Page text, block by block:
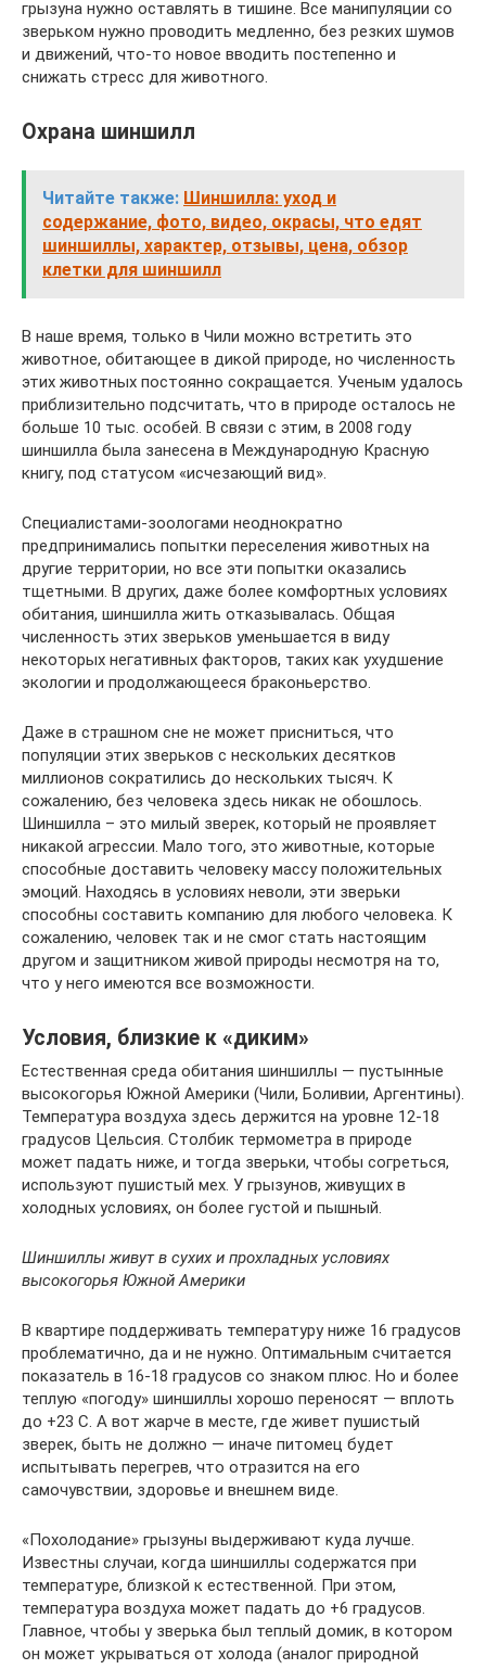
грызуна нужно оставлять в тишине. Все манипуляции со
зверьком нужно проводить медленно, без резких шумов
и движений, что-то новое вводить постепенно и
снижать стресс для животного.
Охрана шиншилл
Читайте также: Шиншилла: уход и
содержание, фото, видео, окрасы, что едят
шиншиллы, характер, отзывы, цена, обзор
клетки для шиншилл
В наше время, только в Чили можно встретить это
животное, обитающее в дикой природе, но численность
этих животных постоянно сокращается. Ученым удалось
приблизительно подсчитать, что в природе осталось не
больше 10 тыс. особей. В связи с этим, в 2008 году
шиншилла была занесена в Международную Красную
книгу, под статусом «исчезающий вид».
Специалистами-зоологами неоднократно
предпринимались попытки переселения животных на
другие территории, но все эти попытки оказались
тщетными. В других, даже более комфортных условиях
обитания, шиншилла жить отказывалась. Общая
численность этих зверьков уменьшается в виду
некоторых негативных факторов, таких как ухудшение
экологии и продолжающееся браконьерство.
Даже в страшном сне не может присниться, что
популяции этих зверьков с нескольких десятков
миллионов сократились до нескольких тысяч. К
сожалению, без человека здесь никак не обошлось.
Шиншилла – это милый зверек, который не проявляет
никакой агрессии. Мало того, это животные, которые
способные доставить человеку массу положительных
эмоций. Находясь в условиях неволи, эти зверьки
способны составить компанию для любого человека. К
сожалению, человек так и не смог стать настоящим
другом и защитником живой природы несмотря на то,
что у него имеются все возможности.
Условия, близкие к «диким»
Естественная среда обитания шиншиллы — пустынные
высокогорья Южной Америки (Чили, Боливии, Аргентины).
Температура воздуха здесь держится на уровне 12-18
градусов Цельсия. Столбик термометра в природе
может падать ниже, и тогда зверьки, чтобы согреться,
используют пушистый мех. У грызунов, живущих в
холодных условиях, он более густой и пышный.
Шиншиллы живут в сухих и прохладных условиях
высокогорья Южной Америки
В квартире поддерживать температуру ниже 16 градусов
проблематично, да и не нужно. Оптимальным считается
показатель в 16-18 градусов со знаком плюс. Но и более
теплую «погоду» шиншиллы хорошо переносят — вплоть
до +23 С. А вот жарче в месте, где живет пушистый
зверек, быть не должно — иначе питомец будет
испытывать перегрев, что отразится на его
самочувствии, здоровье и внешнем виде.
«Похолодание» грызуны выдерживают куда лучше.
Известны случаи, когда шиншиллы содержатся при
температуре, близкой к естественной. При этом,
температура воздуха может падать до +6 градусов.
Главное, чтобы у зверька был теплый домик, в котором
он может укрываться от холода (аналог природной